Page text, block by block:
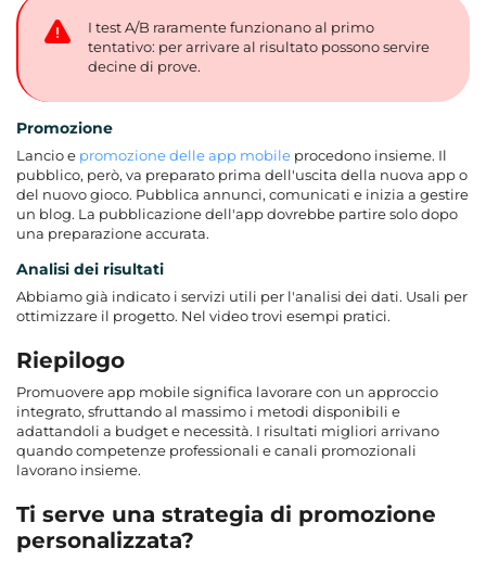
I test A/B raramente funzionano al primo
tentativo: per arrivare al risultato possono servire
decine di prove.
Promozione
Lancio e promozione delle app mobile procedono insieme. Il
pubblico, però, va preparato prima dell'uscita della nuova app o
del nuovo gioco. Pubblica annunci, comunicati e inizia a gestire
un blog. La pubblicazione dell'app dovrebbe partire solo dopo
una preparazione accurata.
Analisi dei risultati
Abbiamo già indicato i servizi utili per l'analisi dei dati. Usali per
ottimizzare il progetto. Nel video trovi esempi pratici.
Riepilogo
Promuovere app mobile significa lavorare con un approccio
integrato, sfruttando al massimo i metodi disponibili e
adattandoli a budget e necessità. I risultati migliori arrivano
quando competenze professionali e canali promozionali
lavorano insieme.
Ti serve una strategia di promozione
personalizzata?